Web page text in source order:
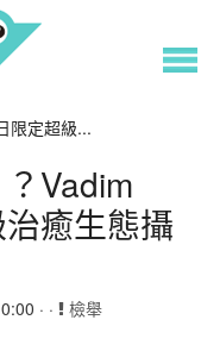
限定超級...
Vadim
癒生態攝
· · 檢舉